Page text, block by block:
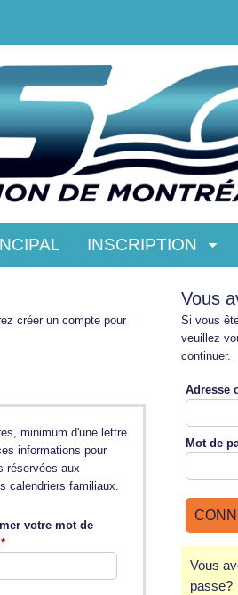
INSCRIPTION
Vous
Si vous
veuillez
continuer.
Adresse
Mot de
Vous
passe?
créer un compte pour
minimum d'une lettre
informations pour
réservées aux
calendriers familiaux.
votre mot de